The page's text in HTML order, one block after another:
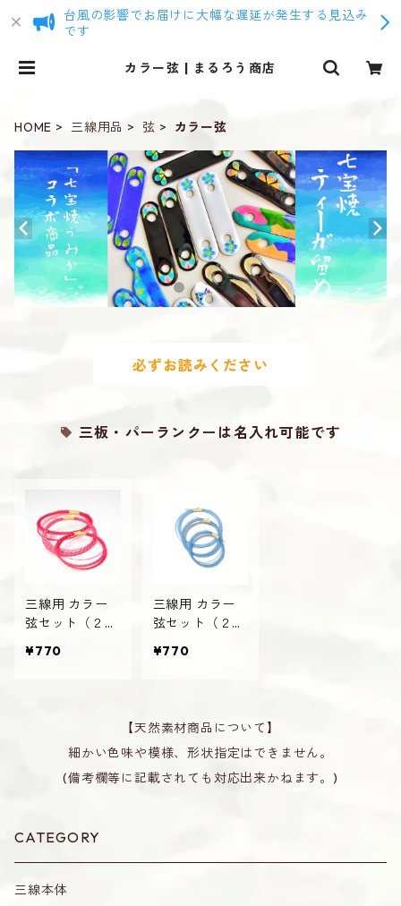
台風の影響でお届けに大幅な遅延が発生する見込み
です
カラー弦 | まるろう商店
HOME 三線用品 弦 カラー弦
必ずお読みください
三板・パーランクーは名入れ可能です
三線用 カラー
弦セット（２
¥770
三線用 カラー
弦セット（２
¥770
【天然素材商品について】
細かい色味や模様、形状指定はできません。
(備考欄等に記載されても対応出来かねます。)
CATEGORY
三線本体